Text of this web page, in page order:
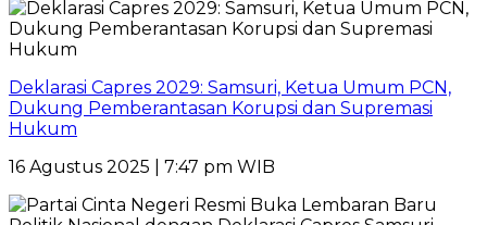
Deklarasi Capres 2029: Samsuri, Ketua Umum PCN,
Dukung Pemberantasan Korupsi dan Supremasi
Hukum
16 Agustus 2025 | 7:47 pm WIB